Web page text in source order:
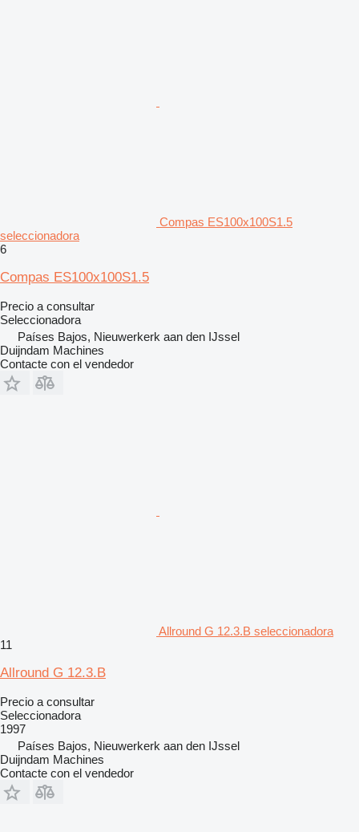
Compas ES100x100S1.5
seleccionadora
6
Compas ES100x100S1.5
Precio a consultar
Seleccionadora
Países Bajos, Nieuwerkerk aan den IJssel
Duijndam Machines
Contacte con el vendedor
Allround G 12.3.B seleccionadora
11
Allround G 12.3.B
Precio a consultar
Seleccionadora
1997
Países Bajos, Nieuwerkerk aan den IJssel
Duijndam Machines
Contacte con el vendedor